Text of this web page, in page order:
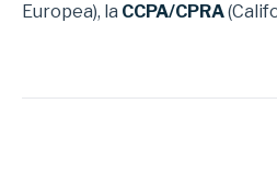
Europea), la CCPA/CPRA